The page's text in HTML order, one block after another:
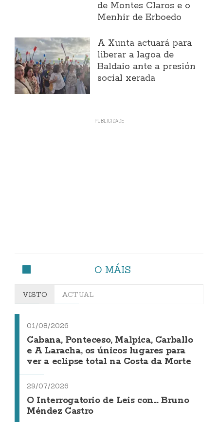
de Montes Claros e o
Menhir de Erboedo
A Xunta actuará para
liberar a lagoa de
Baldaio ante a presión
social xerada
O MÁIS
VISTO ACTUAL
01/08/2026
Cabana, Ponteceso, Malpica, Carballo
e A Laracha, os únicos lugares para
ver a eclipse total na Costa da Morte
29/07/2026
O Interrogatorio de Leis con... Bruno
Méndez Castro